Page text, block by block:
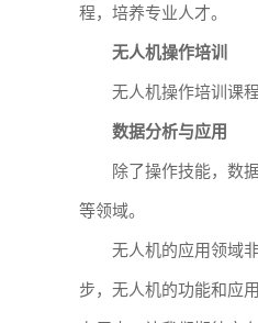
程，培养专业人才。
无人机操作培训
无人机操作培训课
数据分析与应用
除了操作技能，数
等领域。
无人机的应用领域
步，无人机的功能和应